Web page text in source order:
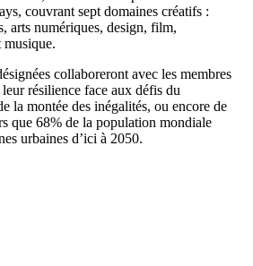
couvrant sept domaines créatifs :
arts numériques, design, film,
musique.
collaboreront avec les membres
résilience face aux défis du
la montée des inégalités, ou encore de
que 68% de la population mondiale
urbaines d’ici à 2050.